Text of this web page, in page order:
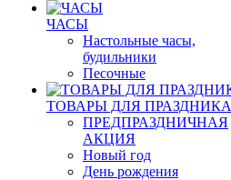
ЧАСЫ
Настольные часы,
будильники
Песочные
ТОВАРЫ ДЛЯ ПРАЗДНИКА
ПРЕДПРАЗДНИЧНАЯ
АКЦИЯ
Новый год
День рождения